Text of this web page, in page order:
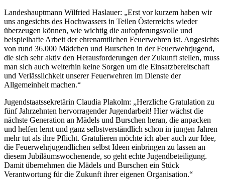
Landeshauptmann Wilfried Haslauer: „Erst vor kurzem haben wir
uns angesichts des Hochwassers in Teilen Österreichs wieder
überzeugen können, wie wichtig die aufopferungsvolle und
beispielhafte Arbeit der ehrenamtlichen Feuerwehren ist. Angesichts
von rund 36.000 Mädchen und Burschen in der Feuerwehrjugend,
die sich sehr aktiv den Herausforderungen der Zukunft stellen, muss
man sich auch weiterhin keine Sorgen um die Einsatzbereitschaft
und Verlässlichkeit unserer Feuerwehren im Dienste der
Allgemeinheit machen.“
Jugendstaatssekretärin Claudia Plakolm: „Herzliche Gratulation zu
fünf Jahrzehnten hervorragender Jugendarbeit! Hier wächst die
nächste Generation an Mädels und Burschen heran, die anpacken
und helfen lernt und ganz selbstverständlich schon in jungen Jahren
mehr tut als ihre Pflicht. Gratulieren möchte ich aber auch zur Idee,
die Feuerwehrjugendlichen selbst Ideen einbringen zu lassen an
diesem Jubiläumswochenende, so geht echte Jugendbeteiligung.
Damit übernehmen die Mädels und Burschen ein Stück
Verantwortung für die Zukunft ihrer eigenen Organisation.“